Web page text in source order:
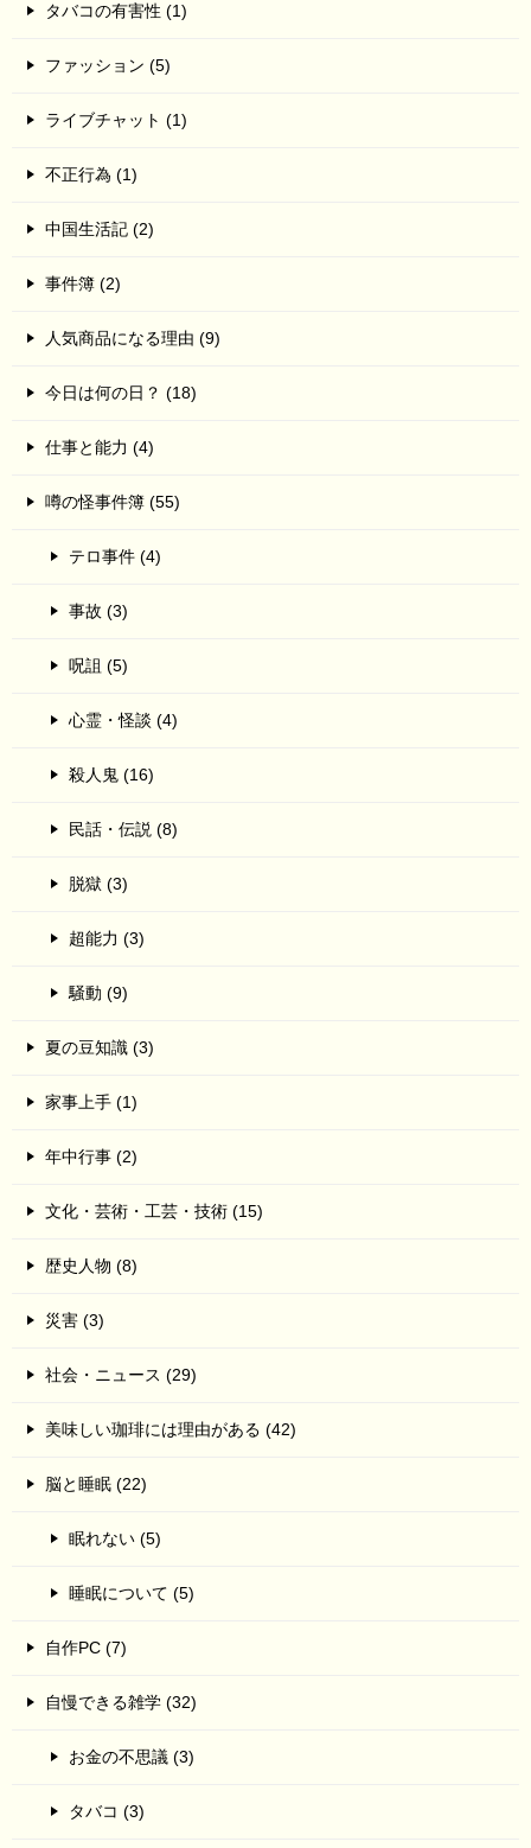
タバコの有害性 (1)
ファッション (5)
ライブチャット (1)
不正行為 (1)
中国生活記 (2)
事件簿 (2)
人気商品になる理由 (9)
今日は何の日？ (18)
仕事と能力 (4)
噂の怪事件簿 (55)
テロ事件 (4)
事故 (3)
呪詛 (5)
心霊・怪談 (4)
殺人鬼 (16)
民話・伝説 (8)
脱獄 (3)
超能力 (3)
騒動 (9)
夏の豆知識 (3)
家事上手 (1)
年中行事 (2)
文化・芸術・工芸・技術 (15)
歴史人物 (8)
災害 (3)
社会・ニュース (29)
美味しい珈琲には理由がある (42)
脳と睡眠 (22)
眠れない (5)
睡眠について (5)
自作PC (7)
自慢できる雑学 (32)
お金の不思議 (3)
タバコ (3)